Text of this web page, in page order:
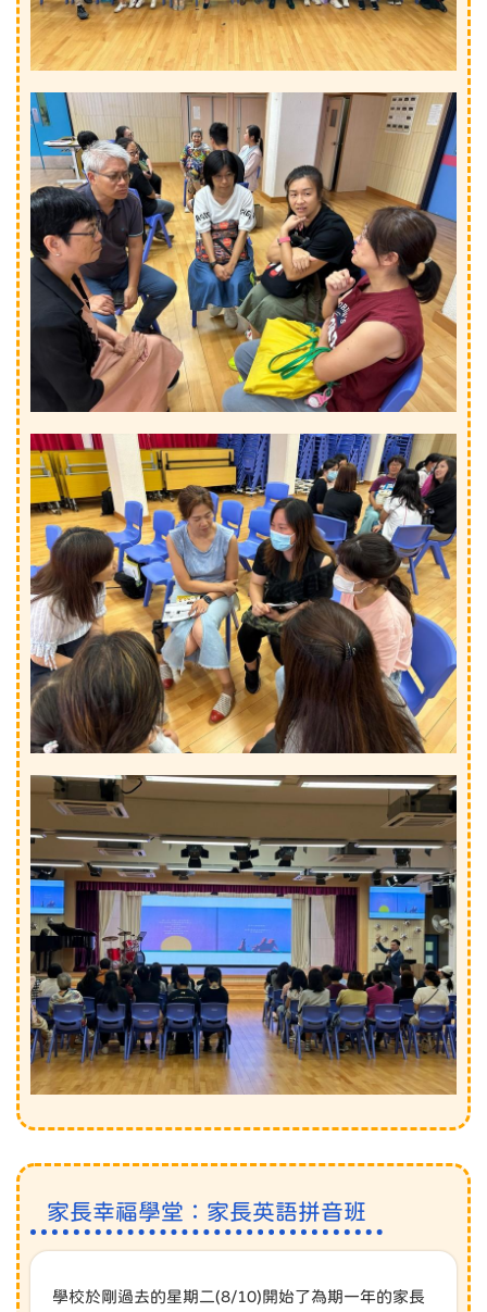
家長幸福學堂：家長英語拼音班
學校於剛過去的星期二(8/10)開始了為期一年的家長